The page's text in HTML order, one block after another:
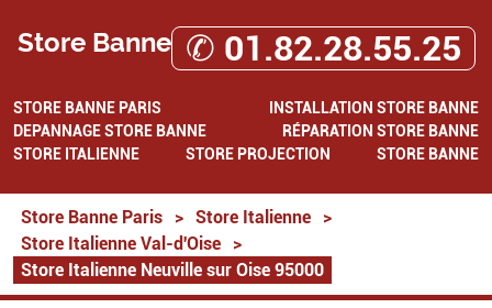
Store Banne ✆ 01.82.28.55.25
STORE BANNE PARIS
INSTALLATION STORE BANNE
DEPANNAGE STORE BANNE
RÉPARATION STORE BANNE
STORE ITALIENNE
STORE PROJECTION STORE BANNE
Store Banne Paris > Store Italienne
>
Store Italienne Val-d'Oise
>
Store Italienne Neuville sur Oise 95000